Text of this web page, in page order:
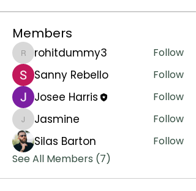
Members
rohitdummy3
rohitdummy3 Follow
Sanny Rebello Follow
Josee Harris Follow
Jasmine
Jasmine Follow
Silas Barton
Follow
See All Members (7)